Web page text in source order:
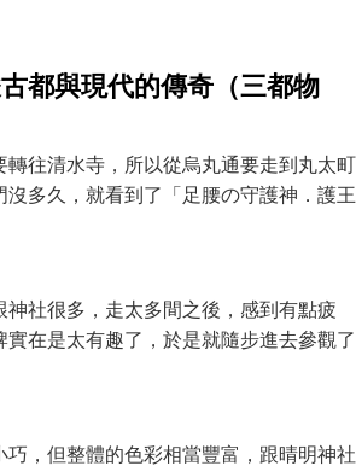
都與現代的傳奇（三都物
轉往清水寺，所以從烏丸通要走到丸太町
沒多久，就看到了「足腰の守護神．護王
神社很多，走太多間之後，感到有點疲
實在是太有趣了，於是就隨步進去參觀了
巧，但整體的色彩相當豐富，跟晴明神社